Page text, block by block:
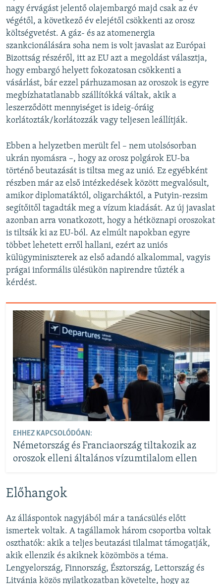
nagy érvágást jelentő olajembargó majd csak az év
végétől, a következő év elejétől csökkenti az orosz
költségvetést. A gáz- és az atomenergia
szankcionálására soha nem is volt javaslat az Európai
Bizottság részéről, itt az EU azt a megoldást választja,
hogy embargó helyett fokozatosan csökkenti a
vásárlást, bár ezzel párhuzamosan az oroszok is egyre
megbízhatatlanabb szállítókká váltak, akik a
leszerződött mennyiséget is ideig-óráig
korlátozták/korlátozzák vagy teljesen leállítják.
Ebben a helyzetben merült fel – nem utolsósorban
ukrán nyomásra –, hogy az orosz polgárok EU-ba
történő beutazását is tiltsa meg az unió. Ez egyébként
részben már az első intézkedések között megvalósult,
amikor diplomatáktól, oligarcháktól, a Putyin-rezsim
segítőitől tagadták meg a vízum kiadását. Az új javaslat
azonban arra vonatkozott, hogy a hétköznapi oroszokat
is tiltsák ki az EU-ból. Az elmúlt napokban egyre
többet lehetett erről hallani, ezért az uniós
külügyminiszterek az első adandó alkalommal, vagyis
prágai informális ülésükön napirendre tűzték a
kérdést.
EHHEZ KAPCSOLÓDÓAN:
Németország és Franciaország tiltakozik az
oroszok elleni általános vízumtilalom ellen
Előhangok
Az álláspontok nagyjából már a tanácsülés előtt
ismertek voltak. A tagállamok három csoportba voltak
oszthatók: akik a teljes beutazási tilalmat támogatják,
akik ellenzik és akiknek közömbös a téma.
Lengyelország, Finnország, Észtország, Lettország és
Litvánia közös nyilatkozatban követelte, hogy az